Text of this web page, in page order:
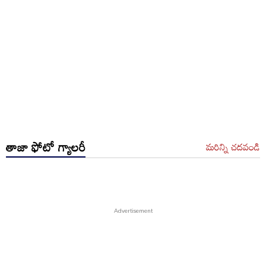
తాజా ఫోటో గ్యాలరీ మరిన్ని చదవండి